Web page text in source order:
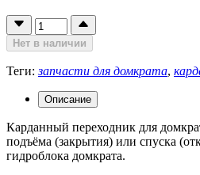
Нет в наличии
Теги:запчасти для домкрата,
Описание
Карданный переходник для
подъёма (закрытия) или спуска
гидроблока домкрата.